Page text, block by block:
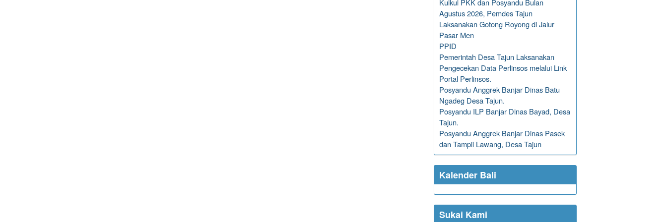
Kulkul PKK dan Posyandu Bulan
Agustus 2026, Pemdes Tajun
Laksanakan Gotong Royong di Jalur
Pasar Men
PPID
Pemerintah Desa Tajun Laksanakan
Pengecekan Data Perlinsos melalui Link
Portal Perlinsos.
Posyandu Anggrek Banjar Dinas Batu
Ngadeg Desa Tajun.
Posyandu ILP Banjar Dinas Bayad, Desa
Tajun.
Posyandu Anggrek Banjar Dinas Pasek
dan Tampil Lawang, Desa Tajun
Kalender Bali
Sukai Kami